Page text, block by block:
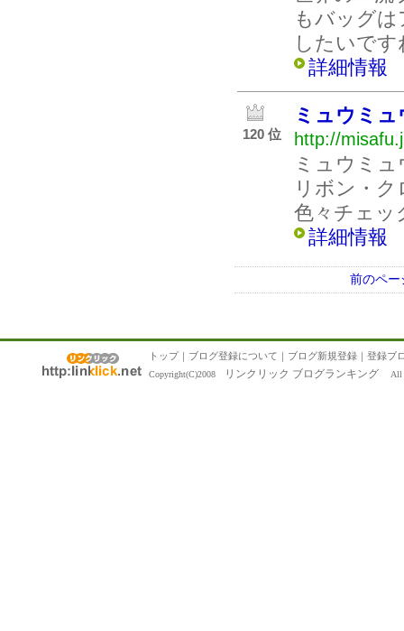
もバッグ
したいです
詳細情報
120 位
ミュウミュ
http://
ミュウミ
リボン・
色々チェッ
詳細情報
前のペー
トップ｜ ブログ登録について ｜ ブログ新規登録 ｜ 登録ブ
Copyright(C)2008 リンクリック ブログランキング All